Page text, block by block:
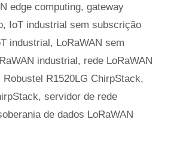
edge computing, gateway
, IoT industrial sem subscrição
industrial, LoRaWAN sem
industrial, rede LoRaWAN
Robustel R1520LG ChirpStack,
, servidor de rede
de dados LoRaWAN